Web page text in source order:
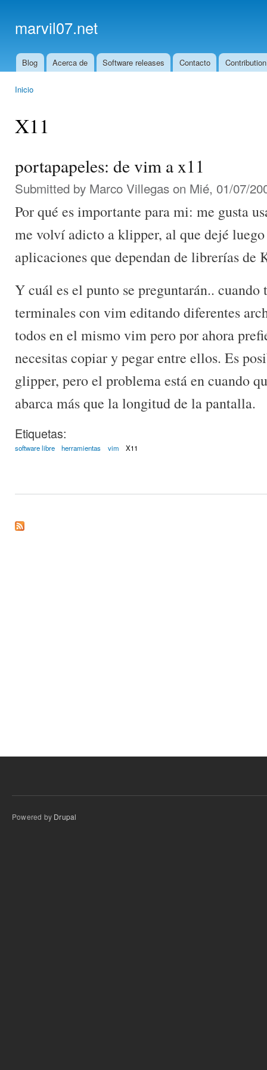
marvil07.net
Main menu
Blog Acerca de Software releases Contacto
Inicio
X11
portapapeles: de vim a x11
Submitted by Marco Villegas on Mié, 01/07/
Por qué es importante para mi: me gusta
me volví adicto a klipper, al que dejé
aplicaciones que dependan de librerías de
Y cuál es el punto se preguntarán.. cuando
terminales con vim editando diferentes
todos en el mismo vim pero por ahora
necesitas copiar y pegar entre ellos. Es
glipper, pero el problema está en cuando
abarca más que la longitud de la pantalla.
Etiquetas:
software libre herramientas vim X11
Powered by Drupal